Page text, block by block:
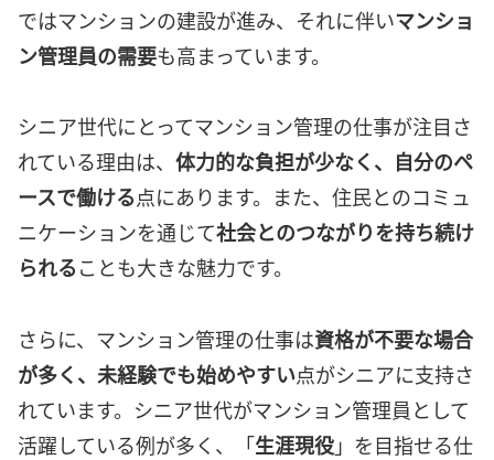
ではマンションの建設が進み、それに伴いマンショ
ン管理員の需要も高まっています。
シニア世代にとってマンション管理の仕事が注目さ
れている理由は、 体力的な負担が少なく、自分のペ
ースで働ける点にあります。また、住民とのコミュ
ニケーションを通じて社会とのつながりを持ち続け
られることも大きな魅力です。
さらに、マンション管理の仕事は資格が不要な場合
が多く、未経験でも始めやすい点がシニアに支持さ
れています。シニア世代がマンション管理員として
活躍している例が多く、「生涯現役」を目指せる仕